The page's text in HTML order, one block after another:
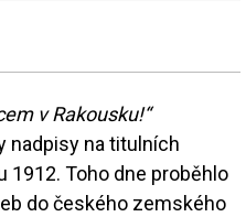
v Rakousku!“
nadpisy na titulních
1912. Toho dne proběhlo
do českého zemského